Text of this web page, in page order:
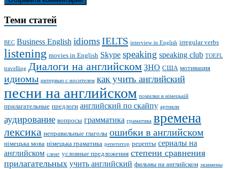
Теми статей
BEC Business English idiomsIELTS interview in English irregular verbs
listening movies in English Skype speaking speaking club TOEFL
travelling Диалоги на английском ЗНО США мотивация
идиомы интервью с носителем как учить английский
песни на английском помилки в німецькій
прилагательные предлоги английский по скайпу артикли
аудирование вопросы грамматика граматика времена
лексика неправильные глаголы ошибки в английском
німецька мова німецька граматика репетитор рецепты сериалы на
английском сленг условные предложения степени сравнения
прилагательных учить английский фильмы на английском экзамены